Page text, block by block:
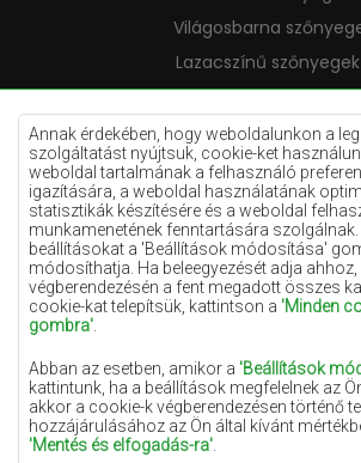
Annak érdekében, hogy weboldalunkon a
szolgáltatást nyújtsuk, cookie-ket
weboldal tartalmának a felhasználó
igazítására, a weboldal használatának
statisztikák készítésére és a weboldal
munkamenetének fenntartására
beállításokat a 'Beállítások módosítása'
módosíthatja. Ha beleegyezését adja ahhoz,
végberendezésén a fent megadott összes
cookie-kat telepítsük, kattintson a 'Minden
gombra'
Abban az esetben, amikor a 'Beállítások
kattintunk, ha a beállítások megfelelnek az
akkor a cookie-k végberendezésen történő
hozzájárulásához az Ön által kívánt
'Mentés és elfogadás-ra'
Világosbarna
Lazacszínű szőnyegek
Krémszínű szőnyegek
Lila szőnyegek
Sárga szőnyegek
Mentaszínű
Világoskék szőnyegek
Narancssárga
Rózsaszín szőnyegek
Terrakotta
Zöld szőnyegek
Arany szőnyegek